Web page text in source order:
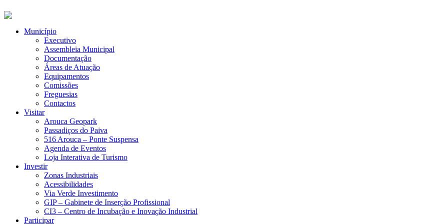
Município
Executivo
Assembleia Municipal
Documentação
Áreas de Atuação
Equipamentos
Comissões
Freguesias
Contactos
Visitar
Arouca Geopark
Passadiços do Paiva
516 Arouca – Ponte Suspensa
Agenda de Eventos
Loja Interativa de Turismo
Investir
Zonas Industriais
Acessibilidades
Via Verde Investimento
GIP – Gabinete de Inserção Profissional
CI3 – Centro de Incubação e Inovação Industrial
Participar